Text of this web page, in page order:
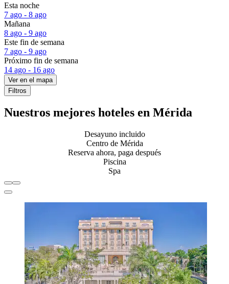
Esta noche
7 ago - 8 ago
Mañana
8 ago - 9 ago
Este fin de semana
7 ago - 9 ago
Próximo fin de semana
14 ago - 16 ago
Ver en el mapa
Filtros
Nuestros mejores hoteles en Mérida
Desayuno incluido
Centro de Mérida
Reserva ahora, paga después
Piscina
Spa